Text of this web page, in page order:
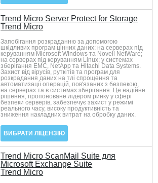
Trend Micro Server Protect for Storage
Trend Micro
Запобігання розкраданню за допомогою
шкідливих програм цінних даних: на серверах під
керуванням Microsoft Windows та Novell NetWare;
на серверах під керуванням Linux; у системах
зберігання EMC, NetApp та Hitachi Data Systems.
Захист від вірусів, руткітів та програм для
розкрадання даних на тлі спрощення та
автоматизації операцій, пов'язаних з безпекою,
на серверах та в системах зберігання. Це надійне
рішення, пропоноване лідером ринку у сфері
безпеки серверів, забезпечує захист у режимі
реального часу, високу продуктивність та
зниження накладних витрат на обробку даних.
ВИБРАТИ ЛІЦЕНЗІЮ
Trend Micro ScanMail Suite для
Microsoft Exchange Suite
Trend Micro